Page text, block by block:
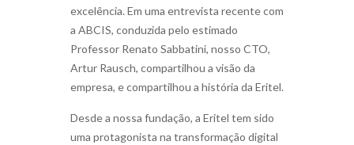
excelência. Em uma entrevista recente com
a ABCIS, conduzida pelo estimado
Professor Renato Sabbatini, nosso CTO,
Artur Rausch, compartilhou a visão da
empresa, e compartilhou a história da Eritel.
Desde a nossa fundação, a Eritel tem sido
uma protagonista na transformação digital